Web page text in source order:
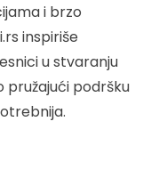
i brzo
inspiriše
u stvaranju
pružajući podršku